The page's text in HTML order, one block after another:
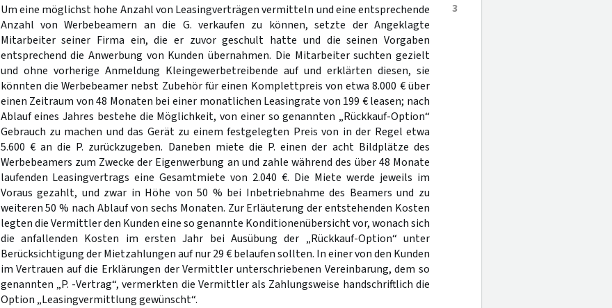
3
Um eine möglichst hohe Anzahl von Leasingverträgen vermitteln und eine entsprechende
Anzahl von Werbebeamern an die G. verkaufen zu können, setzte der Angeklagte
Mitarbeiter seiner Firma ein, die er zuvor geschult hatte und die seinen Vorgaben
entsprechend die Anwerbung von Kunden übernahmen. Die Mitarbeiter suchten gezielt
und ohne vorherige Anmeldung Kleingewerbetreibende auf und erklärten diesen, sie
könnten die Werbebeamer nebst Zubehör für einen Komplettpreis von etwa 8.000 € über
einen Zeitraum von 48 Monaten bei einer monatlichen Leasingrate von 199 € leasen; nach
Ablauf eines Jahres bestehe die Möglichkeit, von einer so genannten „Rückkauf-Option“
Gebrauch zu machen und das Gerät zu einem festgelegten Preis von in der Regel etwa
5.600 € an die P. zurückzugeben. Daneben miete die P. einen der acht Bildplätze des
Werbebeamers zum Zwecke der Eigenwerbung an und zahle während des über 48 Monate
laufenden Leasingvertrags eine Gesamtmiete von 2.040 €. Die Miete werde jeweils im
Voraus gezahlt, und zwar in Höhe von 50 % bei Inbetriebnahme des Beamers und zu
weiteren 50 % nach Ablauf von sechs Monaten. Zur Erläuterung der entstehenden Kosten
legten die Vermittler den Kunden eine so genannte Konditionenübersicht vor, wonach sich
die anfallenden Kosten im ersten Jahr bei Ausübung der „Rückkauf-Option“ unter
Berücksichtigung der Mietzahlungen auf nur 29 € belaufen sollten. In einer von den Kunden
im Vertrauen auf die Erklärungen der Vermittler unterschriebenen Vereinbarung, dem so
genannten „P. -Vertrag“, vermerkten die Vermittler als Zahlungsweise handschriftlich die
Option „Leasingvermittlung gewünscht“.